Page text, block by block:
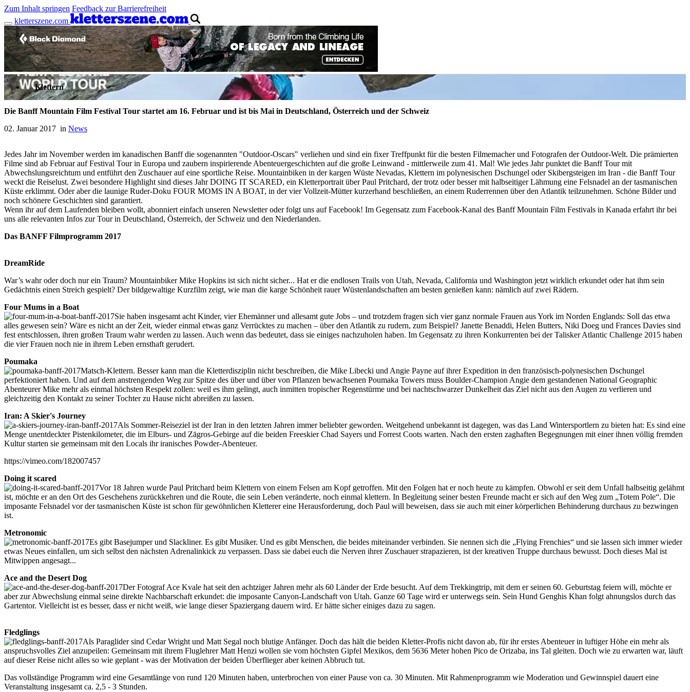
Zum Inhalt springen Feedback zur Barrierefreiheit
kletterszene.com
Anzeige
Die Banff Mountain Film Festival Tour startet am 16. Februar und ist bis Mai in Deutschland, Österreich und der Schweiz
02. Januar 2017 in News
Klettern
Jedes Jahr im November werden im kanadischen Banff die sogenannten "Outdoor-Oscars" verliehen und sind ein fixer Treffpunkt für die besten Filmemacher und Fotografen der Outdoor-Welt. Die prämierten
Filme sind ab Februar auf Festival Tour in Europa und zaubern inspirierende Abenteuergeschichten auf die große Leinwand - mittlerweile zum 41. Mal! Wie jedes Jahr punktet die Banff Tour mit
Abwechslungsreichtum und entführt den Zuschauer auf eine sportliche Reise. Mountainbiken in der kargen Wüste Nevadas, Klettern im polynesischen Dschungel oder Skibergsteigen im Iran - die Banff Tour
weckt die Reiselust. Zwei besondere Highlight sind dieses Jahr DOING IT SCARED, ein Kletterportrait über Paul Pritchard, der trotz oder besser mit halbseitiger Lähmung eine Felsnadel an der tasmanischen
Küste erklimmt. Oder aber die launige Ruder-Doku FOUR MOMS IN A BOAT, in der vier Vollzeit-Mütter kurzerhand beschließen, an einem Ruderrennen über den Atlantik teilzunehmen. Schöne Bilder und
noch schönere Geschichten sind garantiert.
Wenn ihr auf dem Laufenden bleiben wollt, abonniert einfach unseren Newsletter oder folgt uns auf Facebook! Im Gegensatz zum Facebook-Kanal des Banff Mountain Film Festivals in Kanada erfahrt ihr bei
uns alle relevanten Infos zur Tour in Deutschland, Österreich, der Schweiz und den Niederlanden.
Das BANFF Filmprogramm 2017
DreamRide
War’s wahr oder doch nur ein Traum? Mountainbiker Mike Hopkins ist sich nicht sicher... Hat er die endlosen Trails von Utah, Nevada, California und Washington jetzt wirklich erkundet oder hat ihm sein
Gedächtnis einen Streich gespielt? Der bildgewaltige Kurzfilm zeigt, wie man die karge Schönheit rauer Wüstenlandschaften am besten genießen kann: nämlich auf zwei Rädern.
Four Mums in a Boat
Sie haben insgesamt acht Kinder, vier Ehemänner und allesamt gute Jobs – und trotzdem fragen sich vier ganz normale Frauen aus York im Norden Englands: Soll das etwa
alles gewesen sein? Wäre es nicht an der Zeit, wieder einmal etwas ganz Verrücktes zu machen – über den Atlantik zu rudern, zum Beispiel? Janette Benaddi, Helen Butters, Niki Doeg und Frances Davies sind
fest entschlossen, ihren großen Traum wahr werden zu lassen. Auch wenn das bedeutet, dass sie einiges nachzuholen haben. Im Gegensatz zu ihren Konkurrenten bei der Talisker Atlantic Challenge 2015 haben
die vier Frauen noch nie in ihrem Leben ernsthaft gerudert.
Poumaka
Matsch-Klettern. Besser kann man die Kletterdisziplin nicht beschreiben, die Mike Libecki und Angie Payne auf ihrer Expedition in den französisch-polynesischen Dschungel
perfektioniert haben. Und auf dem anstrengenden Weg zur Spitze des über und über von Pflanzen bewachsenen Poumaka Towers muss Boulder-Champion Angie dem gestandenen National Geographic
Abenteurer Mike mehr als einmal höchsten Respekt zollen: weil es ihm gelingt, auch inmitten tropischer Regenstürme und bei nachtschwarzer Dunkelheit das Ziel nicht aus den Augen zu verlieren und
gleichzeitig den Kontakt zu seiner Tochter zu Hause nicht abreißen zu lassen.
Iran: A Skier's Journey
Als Sommer-Reiseziel ist der Iran in den letzten Jahren immer beliebter geworden. Weitgehend unbekannt ist dagegen, was das Land Wintersportlern zu bieten hat: Es sind eine
Menge unentdeckter Pistenkilometer, die im Elburs- und Zāgros-Gebirge auf die beiden Freeskier Chad Sayers und Forrest Coots warten. Nach den ersten zaghaften Begegnungen mit einer ihnen völlig fremden
Kultur starten sie gemeinsam mit den Locals ihr iranisches Powder-Abenteuer.
https://vimeo.com/182007457
Doing it scared
Vor 18 Jahren wurde Paul Pritchard beim Klettern von einem Felsen am Kopf getroffen. Mit den Folgen hat er noch heute zu kämpfen. Obwohl er seit dem Unfall halbseitig gelähmt
ist, möchte er an den Ort des Geschehens zurückkehren und die Route, die sein Leben veränderte, noch einmal klettern. In Begleitung seiner besten Freunde macht er sich auf den Weg zum „Totem Pole“. Die
imposante Felsnadel vor der tasmanischen Küste ist schon für gewöhnlichen Kletterer eine Herausforderung, doch Paul will beweisen, dass sie auch mit einer körperlichen Behinderung durchaus zu bezwingen
ist.
Metronomic
Es gibt Basejumper und Slackliner. Es gibt Musiker. Und es gibt Menschen, die beides miteinander verbinden. Sie nennen sich die „Flying Frenchies“ und sie lassen sich immer wieder
etwas Neues einfallen, um sich selbst den nächsten Adrenalinkick zu verpassen. Dass sie dabei euch die Nerven ihrer Zuschauer strapazieren, ist der kreativen Truppe durchaus bewusst. Doch dieses Mal ist
Mitwippen angesagt...
Ace and the Desert Dog
Der Fotograf Ace Kvale hat seit den achtziger Jahren mehr als 60 Länder der Erde besucht. Auf dem Trekkingtrip, mit dem er seinen 60. Geburtstag feiern will, möchte er
aber zur Abwechslung einmal seine direkte Nachbarschaft erkundet: die imposante Canyon-Landschaft von Utah. Ganze 60 Tage wird er unterwegs sein. Sein Hund Genghis Khan folgt ahnungslos durch das
Gartentor. Vielleicht ist es besser, dass er nicht weiß, wie lange dieser Spaziergang dauern wird. Er hätte sicher einiges dazu zu sagen.
Fledglings
Als Paraglider sind Cedar Wright und Matt Segal noch blutige Anfänger. Doch das hält die beiden Kletter-Profis nicht davon ab, für ihr erstes Abenteuer in luftiger Höhe ein mehr als
anspruchsvolles Ziel anzupeilen: Gemeinsam mit ihrem Fluglehrer Matt Henzi wollen sie vom höchsten Gipfel Mexikos, dem 5636 Meter hohen Pico de Orizaba, ins Tal gleiten. Doch wie zu erwarten war, läuft
auf dieser Reise nicht alles so wie geplant - was der Motivation der beiden Überflieger aber keinen Abbruch tut.
Das vollständige Programm wird eine Gesamtlänge von rund 120 Minuten haben, unterbrochen von einer Pause von ca. 30 Minuten. Mit Rahmenprogramm wie Moderation und Gewinnspiel dauert eine
Veranstaltung insgesamt ca. 2,5 - 3 Stunden.